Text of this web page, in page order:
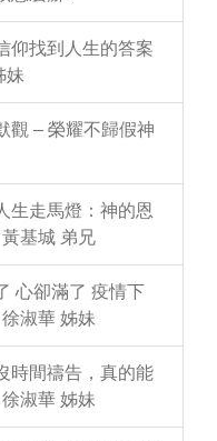
仰找到人生的答案
妹
觀 – 榮耀不歸假神
生走馬燈：神的恩
基城 弟兄
心卻滿了 疫情下
淑華 姊妹
時間禱告，真的能
淑華 姊妹